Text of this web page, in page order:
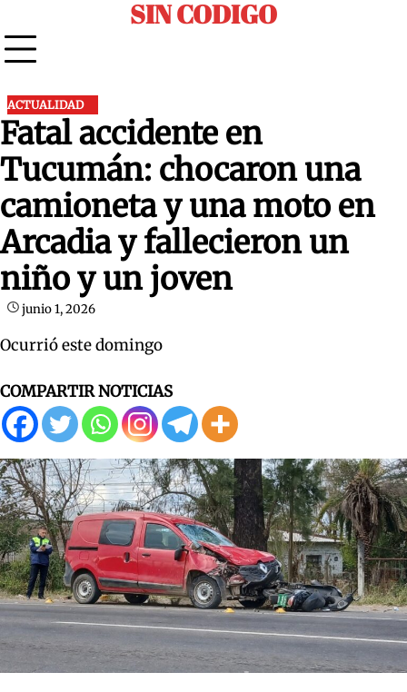
to
content
SIN CODIGO
ACTUALIDAD
Fatal accidente en
Tucumán: chocaron una
camioneta y una moto en
Arcadia y fallecieron un
niño y un joven
junio 1, 2026
Ocurrió este domingo
COMPARTIR NOTICIAS